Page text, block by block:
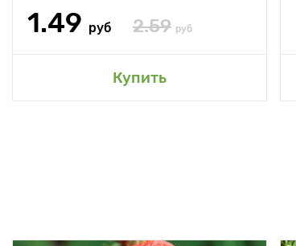
1.49 руб 2.59 руб
Купить